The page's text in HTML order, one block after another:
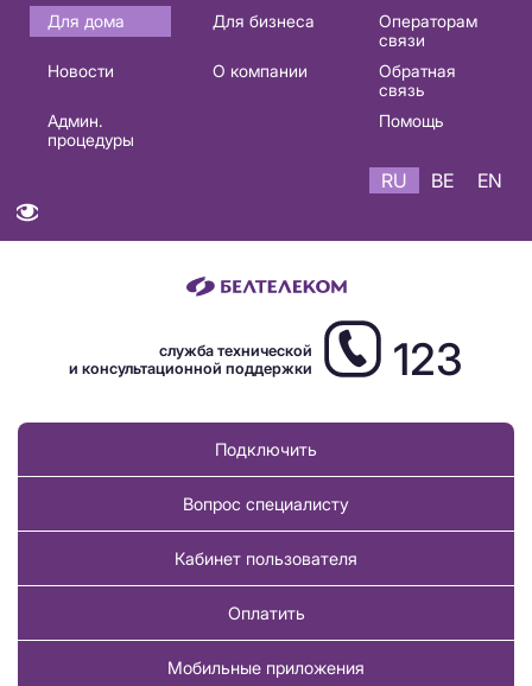
Основная
навигация
Для дома Для бизнеса
Операторам
связи
Новости
О компании
Обратная
связь
Админ.
процедуры
Помощь
RU BE EN
служба технической
и консультационной поддержки
123
Подключить
Вопрос специалисту
Кабинет пользователя
Оплатить
Мобильные приложения